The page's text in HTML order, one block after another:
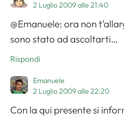
2 Luglio 2009 alle 21:40
@Emanuele: ora non
sono stato ad ascoltarti…
Rispondi
Emanuele
2 Luglio 2009 alle 22:20
Con la qui presente si